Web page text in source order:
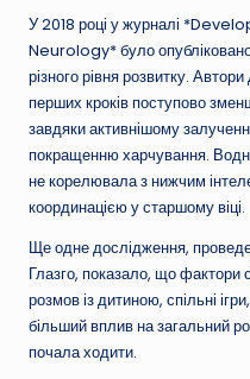
У 2018 році у журналі
Neurology* було
різного рівня розвитку.
перших кроків поступово
завдяки активнішому
покращенню харчування.
не корелювала з нижчим
координацією у старшому віці.
Ще одне дослідження,
Глазго, показало, що фактори
розмов із дитиною, спільні
більший вплив на загальний
почала ходити.